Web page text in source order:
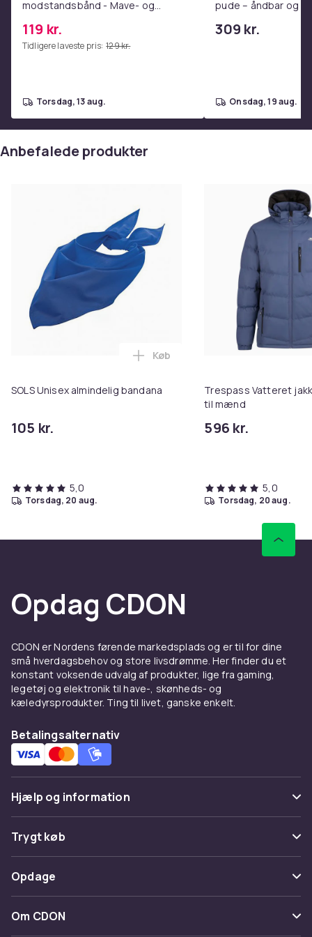
Produktsikkerhedsinformation
modstandsbånd - Mave- og
hjemmetræningscenter Pink
119 kr.
Tidligere laveste pris: 129 kr.
torsdag, 13 aug.
pude – åndbar og
309 kr.
onsdag, 19 aug.
Anbefalede produkter
SOLS Unisex almindelig bandana
105 kr.
Læg SOLS Unisex almindelig
Køb
5,0
torsdag, 20 aug.
Trespass Vatteret
til mænd
596 kr.
5,0
torsdag, 20 aug.
Opdag CDON
CDON er Nordens førende markedsplads og er til for dine
små hverdagsbehov og store livsdrømme. Her finder du et
konstant voksende udvalg af produkter, lige fra gaming,
legetøj og elektronik til have-, skønheds- og
kæledyrsprodukter. Ting til livet, ganske enkelt.
Betalingsalternativ
Hjælp og information
Ofte stillede spørgsmål
Spor pakke
Fortryd & returner her
Kontakt os
Trygt køb
Betaling
Levering
Opdage
Kategorier
Om CDON